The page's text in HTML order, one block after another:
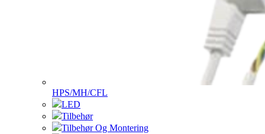
HPS/MH/CFL
LED
Tilbehør
Tilbehør Og Montering